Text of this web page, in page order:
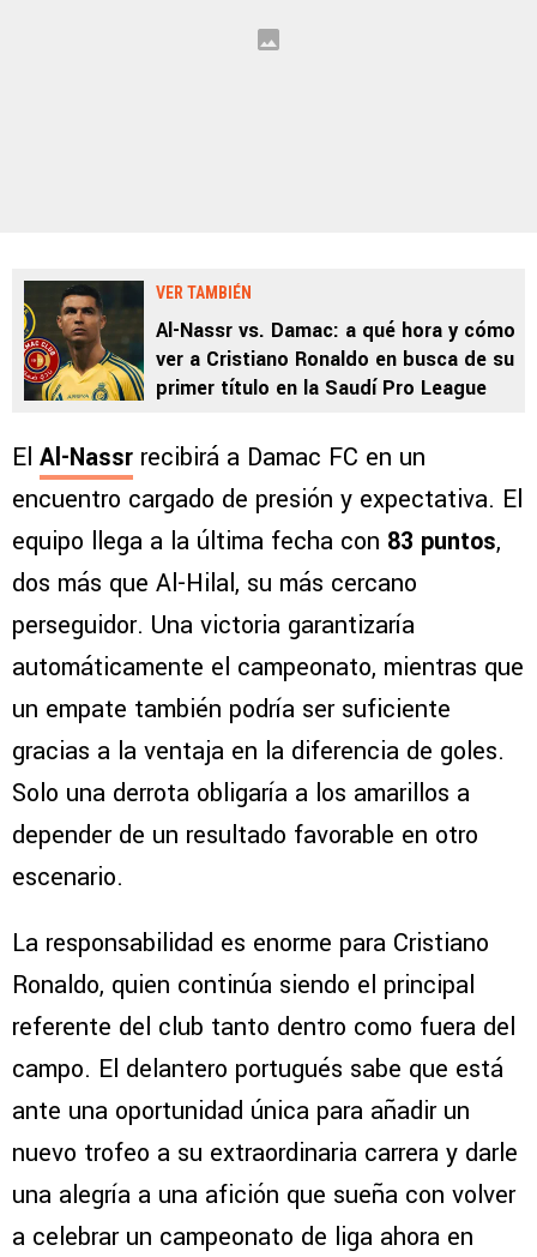
VER TAMBIÉN
Al-Nassr vs. Damac: a qué hora y cómo
ver a Cristiano Ronaldo en busca de su
primer título en la Saudí Pro League
El Al-Nassr recibirá a Damac FC en un
encuentro cargado de presión y expectativa. El
equipo llega a la última fecha con 83 puntos,
dos más que Al-Hilal, su más cercano
perseguidor. Una victoria garantizaría
automáticamente el campeonato, mientras que
un empate también podría ser suficiente
gracias a la ventaja en la diferencia de goles.
Solo una derrota obligaría a los amarillos a
depender de un resultado favorable en otro
escenario.
La responsabilidad es enorme para Cristiano
Ronaldo, quien continúa siendo el principal
referente del club tanto dentro como fuera del
campo. El delantero portugués sabe que está
ante una oportunidad única para añadir un
nuevo trofeo a su extraordinaria carrera y darle
una alegría a una afición que sueña con volver
a celebrar un campeonato de liga ahora en